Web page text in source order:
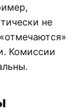
не
Комиссии